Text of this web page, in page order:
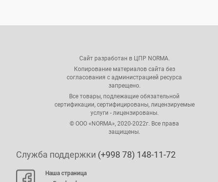
Сайт разработан в ЦПР NORMA.
Копирование материалов сайта без
согласования с администрацией ресурса
запрещено.
Все товары, подлежащие обязательной
сертификации, сертифицированы, лицензируемые
услуги - лицензированы.
© ООО «NORMA», 2020-2022г. Все права
защищены.
Служба поддержки (+998 78) 148-11-72
Наша страница